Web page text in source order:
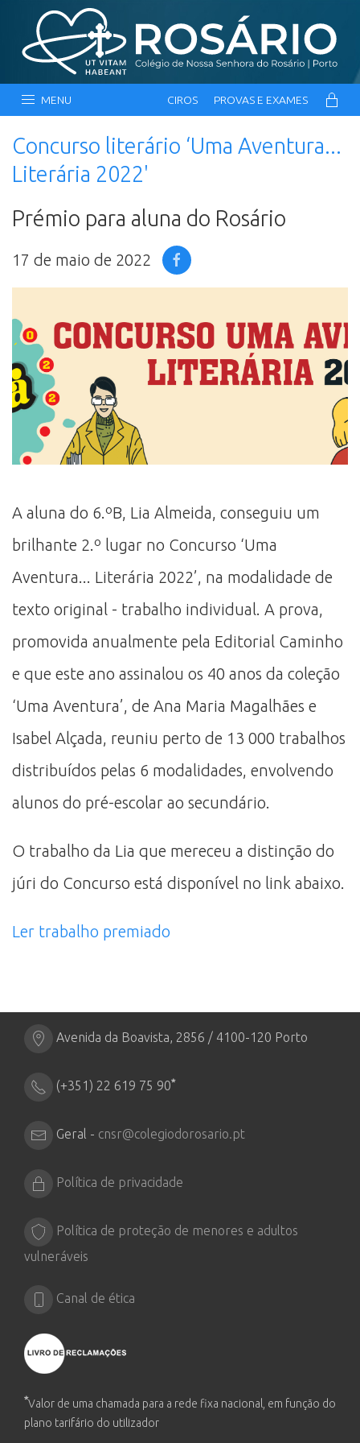
MENU CIROS PROVAS E EXAMES
Concurso literário ‘Uma Aventura...
Literária 2022'
Prémio para aluna do Rosário
17 de maio de 2022
A aluna do 6.ºB, Lia Almeida, conseguiu um
brilhante 2.º lugar no Concurso ‘Uma
Aventura... Literária 2022’, na modalidade de
texto original - trabalho individual. A prova,
promovida anualmente pela Editorial Caminho
e que este ano assinalou os 40 anos da coleção
‘Uma Aventura’, de Ana Maria Magalhães e
Isabel Alçada, reuniu perto de 13 000 trabalhos
distribuídos pelas 6 modalidades, envolvendo
alunos do pré-escolar ao secundário.
O trabalho da Lia que mereceu a distinção do
júri do Concurso está disponível no link abaixo.
Ler trabalho premiado
Avenida da Boavista, 2856 / 4100-120 Porto
(+351) 22 619 75 90*
Geral - cnsr@colegiodorosario.pt
Política de privacidade
Política de proteção de menores e adultos
vulneráveis
Canal de ética
*Valor de uma chamada para a rede fixa nacional, em função do
plano tarifário do utilizador